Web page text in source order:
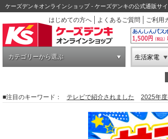
ケーズデンキオンラインショップ - ケーズデンキの公式通販サイ
はじめての方へ
よくあるご質問 ご利用
カテゴリーから選ぶ 生活家電
■注目のキーワード： テレビで紹介されました 2025年